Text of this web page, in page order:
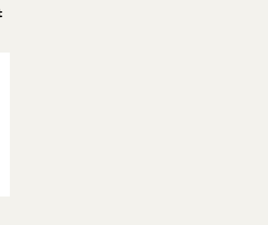
men ejede
giftede sig
denne gren
portvin,
I 1974
vil sikre
Vi anbefaler
Robert